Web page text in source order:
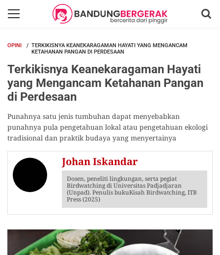
OPINI
TERKIKISNYA KEANEKARAGAMAN HAYATI YANG MENGANCAM
KETAHANAN PANGAN DI PERDESAAN
Terkikisnya Keanekaragaman Hayati
yang Mengancam Ketahanan Pangan
di Perdesaan
Punahnya satu jenis tumbuhan dapat menyebabkan
punahnya pula pengetahuan lokal atau pengetahuan ekologi
tradisional dan praktik budaya yang menyertainya
Johan Iskandar
Dosen, peneliti lingkungan, serta pegiat
Birdwatching di Universitas Padjadjaran
(Unpad). Penulis bukuKisah Birdwatching, ITB
Press (2025)